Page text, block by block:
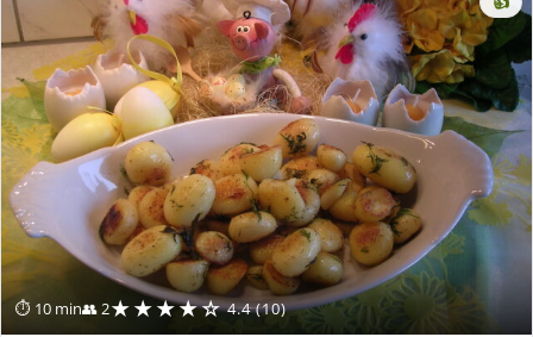
⏱ 10 min👥 2★★★★☆ 4.4 (10)